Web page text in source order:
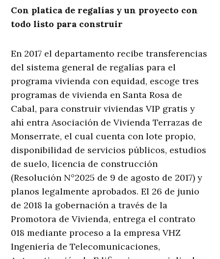
Con platica de regalías y un proyecto con
todo listo para construir
En 2017 el departamento recibe transferencias
del sistema general de regalías para el
programa vivienda con equidad, escoge tres
programas de vivienda en Santa Rosa de
Cabal, para construir viviendas VIP gratis y
ahí entra Asociación de Vivienda Terrazas de
Monserrate, el cual cuenta con lote propio,
disponibilidad de servicios públicos, estudios
de suelo, licencia de construcción
(Resolución N°2025 de 9 de agosto de 2017) y
planos legalmente aprobados. El 26 de junio
de 2018 la gobernación a través de la
Promotora de Vivienda, entrega el contrato
018 mediante proceso a la empresa VHZ
Ingeniería de Telecomunicaciones,